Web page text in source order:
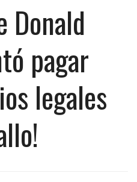
Donald
pagar
legales